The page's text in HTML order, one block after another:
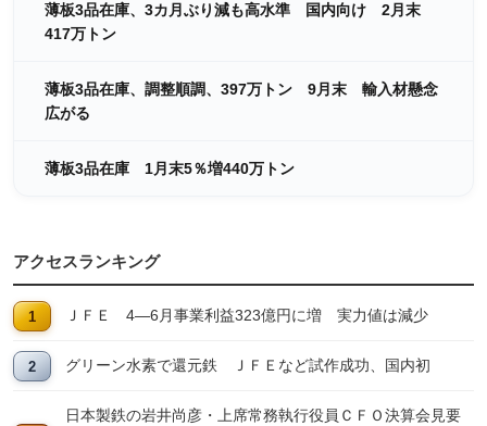
薄板3品在庫、3カ月ぶり減も高水準 国内向け 2月末
417万トン
薄板3品在庫、調整順調、397万トン 9月末 輸入材懸念
広がる
薄板3品在庫 1月末5％増440万トン
アクセスランキング
ＪＦＥ 4―6月事業利益323億円に増 実力値は減少
グリーン水素で還元鉄 ＪＦＥなど試作成功、国内初
日本製鉄の岩井尚彦・上席常務執行役員ＣＦＯ決算会見要